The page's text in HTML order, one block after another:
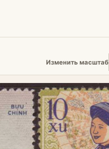
Изменить масштаб